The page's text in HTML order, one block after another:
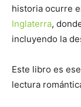
historia ocurre
Inglaterra,
incluyendo la
Este libro es
lectura